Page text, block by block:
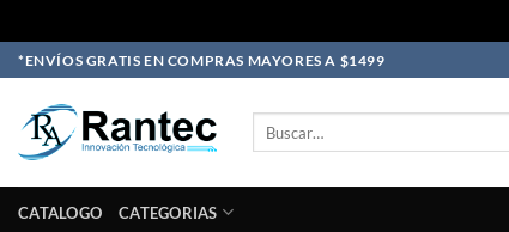
Skip
to
content
*ENVÍOS GRATIS EN COMPRAS MAYORES A $1499
CATALOGO CATEGORIAS